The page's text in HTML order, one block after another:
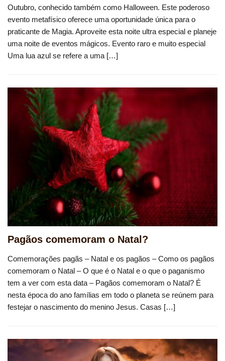
Outubro, conhecido também como Halloween. Este poderoso
evento metafísico oferece uma oportunidade única para o
praticante de Magia. Aproveite esta noite ultra especial e planeje
uma noite de eventos mágicos. Evento raro e muito especial
Uma lua azul se refere a uma […]
Pagãos comemoram o Natal?
Comemorações pagãs – Natal e os pagãos – Como os pagãos
comemoram o Natal – O que é o Natal e o que o paganismo
tem a ver com esta data – Pagãos comemoram o Natal? É
nesta época do ano famílias em todo o planeta se reúnem para
festejar o nascimento do menino Jesus. Casas […]